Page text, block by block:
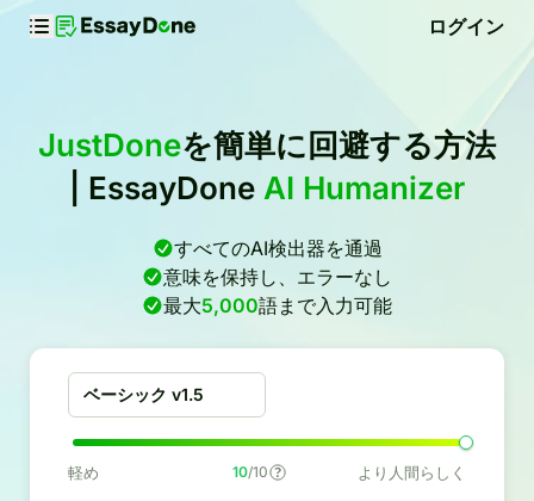
ログイン
JustDoneを簡単に回避する方法
| EssayDone AI Humanizer
すべてのAI検出器を通過
意味を保持し、エラーなし
最大5,000語まで入力可能
ベーシック v1.5
軽め 10/10 より人間らしく